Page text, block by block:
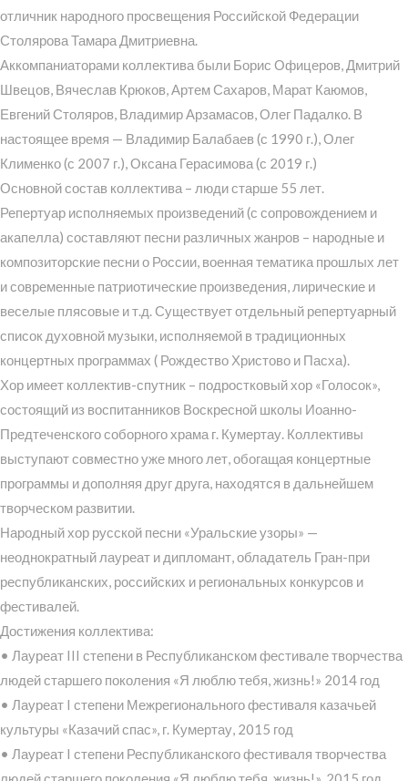
отличник народного просвещения Российской Федерации
Столярова Тамара Дмитриевна.
Аккомпаниаторами коллектива были Борис Офицеров, Дмитрий
Швецов, Вячеслав Крюков, Артем Сахаров, Марат Каюмов,
Евгений Столяров, Владимир Арзамасов, Олег Падалко. В
настоящее время — Владимир Балабаев (с 1990 г.), Олег
Клименко (с 2007 г.), Оксана Герасимова (с 2019 г.)
Основной состав коллектива – люди старше 55 лет.
Репертуар исполняемых произведений (с сопровождением и
акапелла) составляют песни различных жанров – народные и
композиторские песни о России, военная тематика прошлых лет
и современные патриотические произведения, лирические и
веселые плясовые и т.д. Существует отдельный репертуарный
список духовной музыки, исполняемой в традиционных
концертных программах ( Рождество Христово и Пасха).
Хор имеет коллектив-спутник – подростковый хор «Голосок»,
состоящий из воспитанников Воскресной школы Иоанно-
Предтеченского соборного храма г. Кумертау. Коллективы
выступают совместно уже много лет, обогащая концертные
программы и дополняя друг друга, находятся в дальнейшем
творческом развитии.
Народный хор русской песни «Уральские узоры» —
неоднократный лауреат и дипломант, обладатель Гран-при
республиканских, российских и региональных конкурсов и
фестивалей.
Достижения коллектива:
• Лауреат III степени в Республиканском фестивале творчества
людей старшего поколения «Я люблю тебя, жизнь!» 2014 год
• Лауреат I степени Межрегионального фестиваля казачьей
культуры «Казачий спас», г. Кумертау, 2015 год
• Лауреат I степени Республиканского фестиваля творчества